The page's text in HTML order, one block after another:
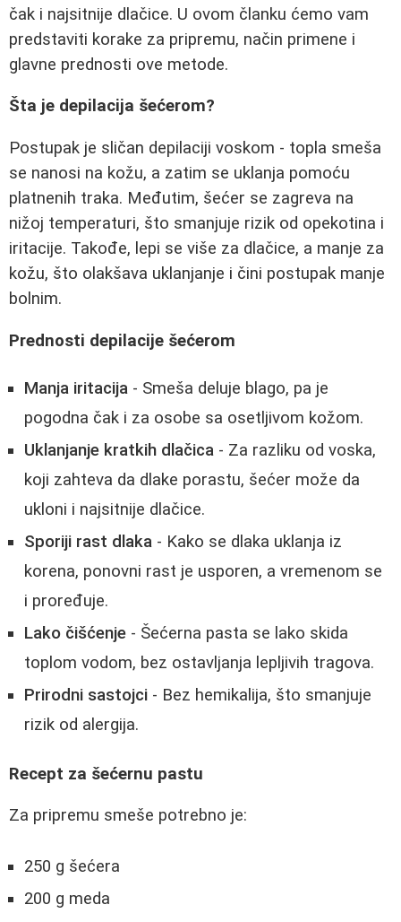
čak i najsitnije dlačice. U ovom članku ćemo vam
predstaviti korake za pripremu, način primene i
glavne prednosti ove metode.
Šta je depilacija šećerom?
Postupak je sličan depilaciji voskom - topla smeša
se nanosi na kožu, a zatim se uklanja pomoću
platnenih traka. Međutim, šećer se zagreva na
nižoj temperaturi, što smanjuje rizik od opekotina i
iritacije. Takođe, lepi se više za dlačice, a manje za
kožu, što olakšava uklanjanje i čini postupak manje
bolnim.
Prednosti depilacije šećerom
Manja iritacija - Smeša deluje blago, pa je
pogodna čak i za osobe sa osetljivom kožom.
Uklanjanje kratkih dlačica - Za razliku od voska,
koji zahteva da dlake porastu, šećer može da
ukloni i najsitnije dlačice.
Sporiji rast dlaka - Kako se dlaka uklanja iz
korena, ponovni rast je usporen, a vremenom se
i proređuje.
Lako čišćenje - Šećerna pasta se lako skida
toplom vodom, bez ostavljanja lepljivih tragova.
Prirodni sastojci - Bez hemikalija, što smanjuje
rizik od alergija.
Recept za šećernu pastu
Za pripremu smeše potrebno je:
250 g šećera
200 g meda